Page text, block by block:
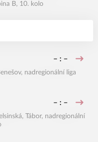
B, 10. kolo
– : –
, nadregionální liga
– : –
Tábor, nadregionální